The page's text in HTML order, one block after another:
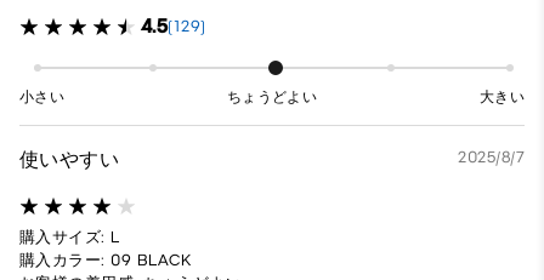
4.5(129)
小さい ちょうどよい 大きい
使いやすい 2025/8/7
購入サイズ: L
購入カラー: 09 BLACK